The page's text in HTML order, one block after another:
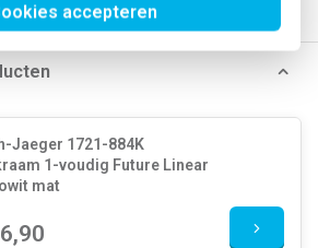
accepteren
Jaeger 1721-884K
1-voudig Future Linear
mat
6,90